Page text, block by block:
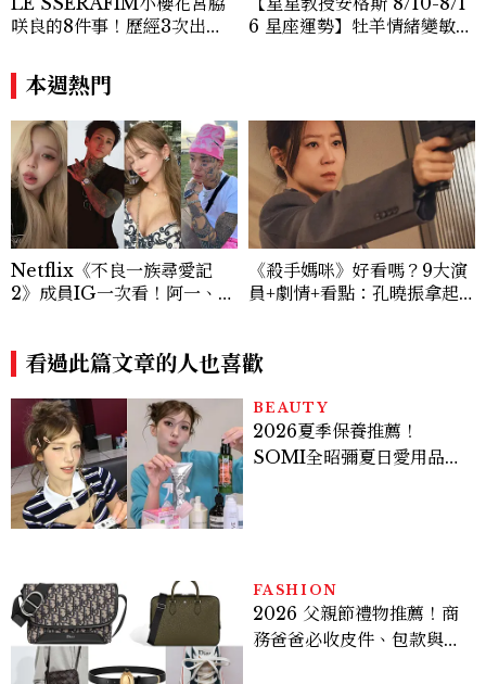
咲良的8件事！歷經3次出
王、靠「這招」養成17吋螞蟻
腰
6 星座運勢】牡羊情緒變敏
本週熱門
Netflix《不良一族尋愛記
2》成員IG一次看！阿一、彩
《殺手媽咪》好看嗎？9大演
員+劇情+看點：孔曉振拿起
看過此篇文章的人也喜歡
BEAUTY
2026夏季保養推薦！
SOMI全昭彌夏日愛用品公
FASHION
2026 父親節禮物推薦！商
務爸爸必收皮件、包款與鞋